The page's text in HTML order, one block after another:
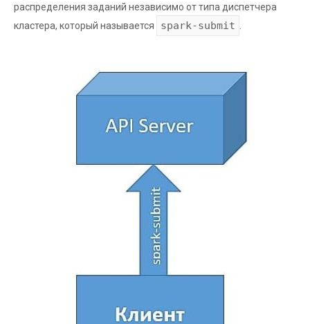
распределения заданий независимо от типа диспетчера
кластера, который называется
spark-submit